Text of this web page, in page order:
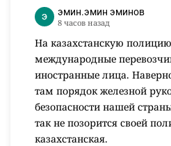
эмин.эмин эминов
8 часов назад
На казахстанскую
международные
иностранные лица.
там порядок железной
безопасности нашей
так не позорится своей
казахстанская.